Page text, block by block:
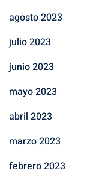
agosto 2023
julio 2023
junio 2023
mayo 2023
abril 2023
marzo 2023
febrero 2023